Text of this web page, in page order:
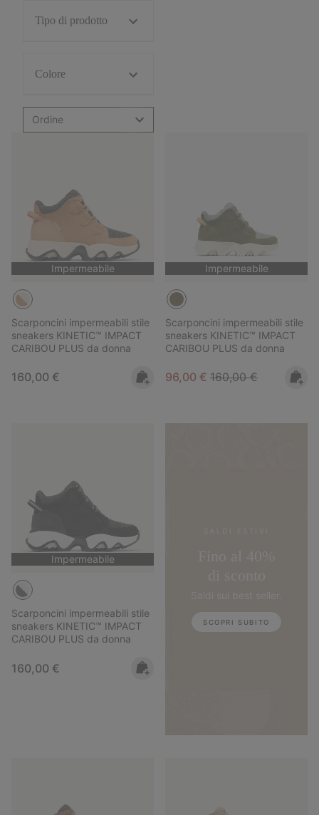
Tipo di prodotto
Colore
Ordine
Impermeabile
Scarponcini impermeabili stile
sneakers KINETIC™ IMPACT
CARIBOU PLUS da donna
Regular price:
160,00 €
Impermeabile
Scarponcini impermeabili stile
sneakers KINETIC™ IMPACT
CARIBOU PLUS da donna
Sale price:
96,00 € Regular price:
160,00 €
Impermeabile
Scarponcini impermeabili stile
sneakers KINETIC™ IMPACT
CARIBOU PLUS da donna
Regular price:
160,00 €
SCOPRI SUBITO